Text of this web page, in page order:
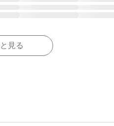
見る